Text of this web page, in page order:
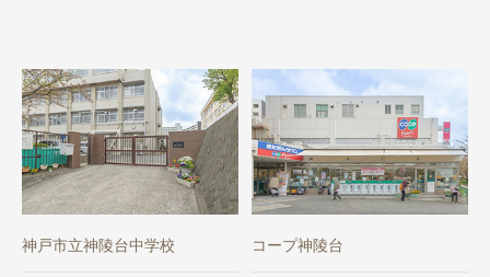
神戸市立神陵台中学校 コープ神陵台